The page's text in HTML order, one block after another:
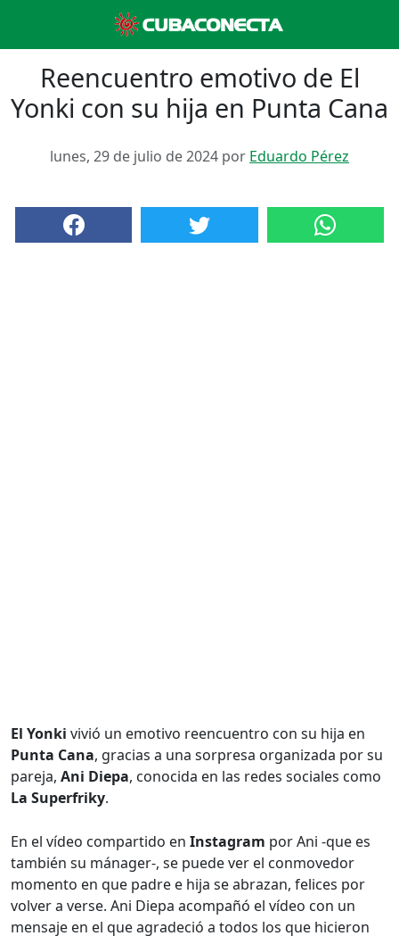
Reencuentro emotivo de El
Yonki con su hija en Punta Cana
lunes, 29 de julio de 2024 por Eduardo Pérez
El Yonki vivió un emotivo reencuentro con su hija en
Punta Cana, gracias a una sorpresa organizada por su
pareja, Ani Diepa, conocida en las redes sociales como
La Superfriky.
En el vídeo compartido en Instagram por Ani -que es
también su mánager-, se puede ver el conmovedor
momento en que padre e hija se abrazan, felices por
volver a verse. Ani Diepa acompañó el vídeo con un
mensaje en el que agradeció a todos los que hicieron